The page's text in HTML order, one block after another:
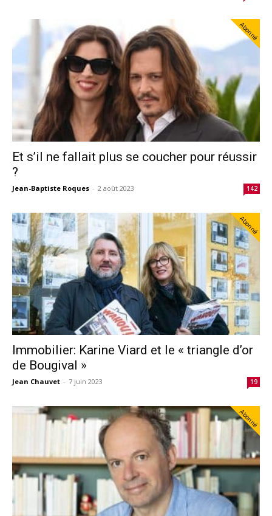
Abonné
Et s’il ne fallait plus se coucher pour réussir
?
Jean-Baptiste Roques - 2 août 2023 142
Abonné
Immobilier: Karine Viard et le « triangle d’or
de Bougival »
Jean Chauvet - 7 juin 2023 19
Abonné